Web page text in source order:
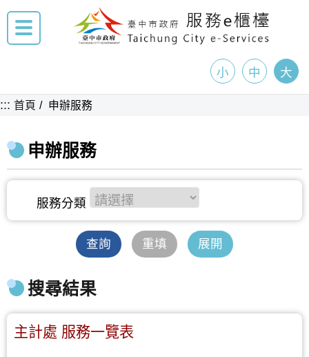
小 中 大
::: 首頁 申辦服務
申辦服務
查詢 重填 展開
搜尋結果
主計處 服務一覽表